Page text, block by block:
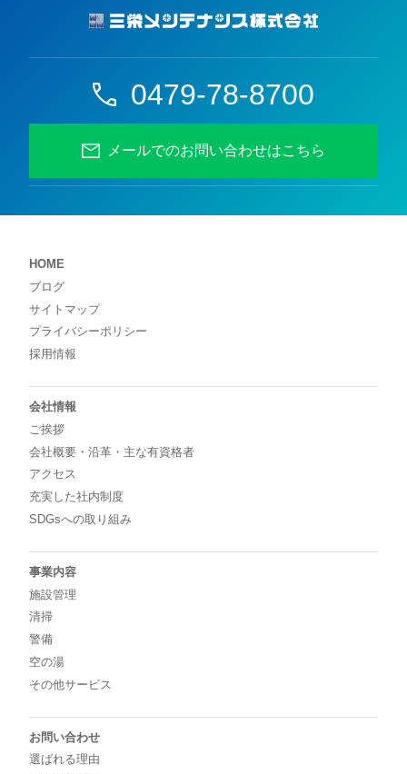
0479-78-8700
メールでのお問い合わせはこちら
HOME
ブログ
サイトマップ
プライバシーポリシー
採用情報
会社情報
ご挨拶
会社概要・沿革・主な有資格者
アクセス
充実した社内制度
SDGsへの取り組み
事業内容
施設管理
清掃
警備
空の湯
その他サービス
お問い合わせ
選ばれる理由